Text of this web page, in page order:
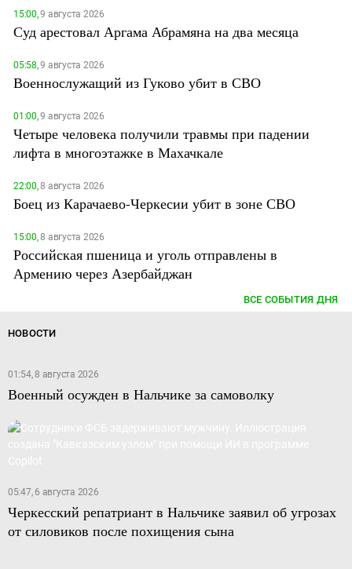
15:00,9 августа 2026
Суд арестовал Аргама Абрамяна на два месяца
05:58,9 августа 2026
Военнослужащий из Гуково убит в СВО
01:00,9 августа 2026
Четыре человека получили травмы при падении
лифта в многоэтажке в Махачкале
22:00,8 августа 2026
Боец из Карачаево-Черкесии убит в зоне СВО
15:00,8 августа 2026
Российская пшеница и уголь отправлены в
Армению через Азербайджан
ВСЕ СОБЫТИЯ ДНЯ
НОВОСТИ
01:54, 8 августа 2026
Военный осужден в Нальчике за самоволку
05:47, 6 августа 2026
Черкесский репатриант в Нальчике заявил об угрозах
от силовиков после похищения сына